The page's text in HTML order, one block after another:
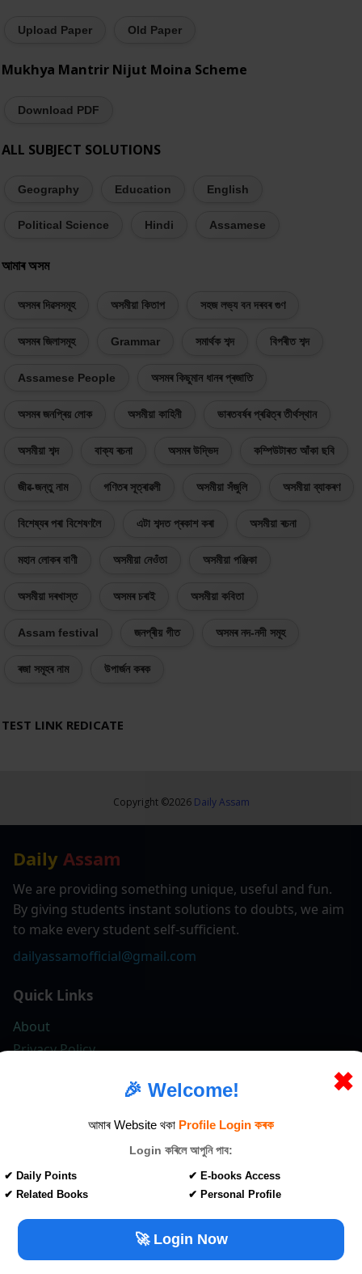
✖
🎉 Welcome!
আমাৰ Website থকা Profile Login কৰক
Login কৰিলে আপুনি পাব:
✔ Daily Points
✔ Related Books
✔ E-books Access
✔ Personal Profile
🚀 Login Now
Upload Paper Old Paper
Mukhya Mantrir Nijut Moina Scheme
Download PDF
ALL SUBJECT SOLUTIONS
Geography Education English
Political Science Hindi Assamese
আমাৰ অসম
অসমৰ দিৱসসমূহ অসমীয়া কিতাপ সহজ লভ্য বন দৰবৰ গুণ
অসমৰ জিলাসমূহ Grammar সমাৰ্থক শব্দ বিপৰীত শব্দ
Assamese People অসমৰ কিছুমান ধানৰ প্ৰজাতি
অসমৰ জনপ্ৰিয় লোক অসমীয়া কাহিনী ভাৰতবৰ্ষৰ প্ৰৱিত্ৰ তীৰ্থস্থান
অসমীয়া শব্দ বাক্য ৰচনা অসমৰ উদ্ভিদ কম্পিউটাৰত আঁকা ছবি
জীৱ-জন্তু নাম গণিতৰ সূত্ৰাৱলী অসমীয়া সঁজুলি অসমীয়া ব্যাকৰণ
বিশেষ্যৰ পৰা বিশেষণলৈ এটা শব্দত প্ৰকাশ কৰা অসমীয়া ৰচনা
মহান লোকৰ বাণী অসমীয়া নেওঁতা অসমীয়া পঞ্জিকা
অসমীয়া দৰখাস্ত অসমৰ চৰাই অসমীয়া কবিতা
Assam festival জনপ্ৰীয় গীত অসমৰ নদ-নদী সমূহ
ৰজা সমূহৰ নাম উপাৰ্জন কৰক
TEST LINK REDICATE
Copyright ©2026 Daily Assam
Daily Assam
We are providing something unique, useful and fun.
By giving students instant solutions to doubts, we aim
to make every student self-sufficient.
dailyassamofficial@gmail.com
Quick Links
About
Privacy Policy
We share educational news & study materials on social
Follow us
© 2017-2026 All Rights Reserved – dailyassam.com